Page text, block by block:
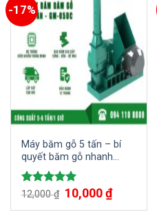
-17%
Máy băm gỗ 5 tấn – bí
quyết băm gỗ nhanh
chóng
Được xếp
12,000₫ Giá
gốc
10,000₫Giá
hiện